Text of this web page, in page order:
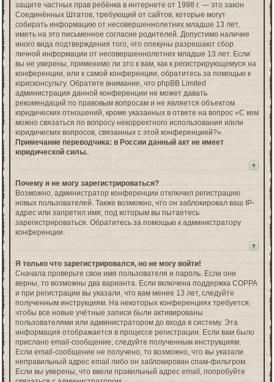
защите частных прав ребёнка в интернете от 1998 г. — это закон
Соединённых Штатов, требующий от сайтов, которые могут
собирать информацию от несовершеннолетних младше 13 лет,
иметь на это письменное согласие родителей. Допустимо наличие
иного вида подтверждения того, что опекуны разрешают сбор
личной информации от несовершеннолетних младше 13 лет. Если
вы не уверены, применимо ли это к вам, как к регистрирующемуся на
конференции, или к самой конференции, обратитесь за помощью к
юрисконсульту. Обратите внимание, что phpBB Limited
администрация данной конференции не может давать
рекомендаций по правовым вопросам и не является объектом
юридических отношений, кроме указанных в ответе на вопрос «С кем
можно связаться по вопросу некорректного использования и/или
юридических вопросов, связанных с этой конференцией?».
Примечание переводчика: в России данный акт не имеет
юридической силы..
Почему я не могу зарегистрироваться?
Возможно, администратор конференции отключил регистрацию
новых пользователей. Также возможно, что он заблокировал ваш IP-
адрес или запретил имя, под которым вы пытаетесь
зарегистрироваться. Обратитесь за помощью к администратору
конференции.
Я только что зарегистрировался, но не могу войти!
Сначала проверьте свои имя пользователя и пароль. Если они
верны, то возможны два варианта. Если включена поддержка COPPA
и при регистрации вы указали, что вам менее 13 лет, следуйте
полученным инструкциям. На некоторых конференциях требуется,
чтобы все новые учётные записи были активированы
пользователями или администратором до входа в систему. Эта
информация отображается в процессе регистрации. Если вам было
прислано email-сообщение, следуйте полученным инструкциям.
Если email-сообщение не получено, то возможно, что вы указали
неправильный адрес email либо он заблокирован спам-фильтром.
Если вы уверены, что ввели правильный адрес email, попробуйте